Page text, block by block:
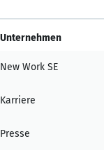
Unternehmen
New Work SE
Karriere
Presse